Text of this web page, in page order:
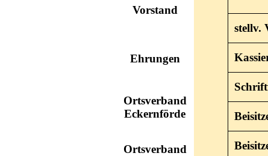
Vorstand
Ehrungen
Ortsverband
Eckernförde
Ortsverband
stellv.